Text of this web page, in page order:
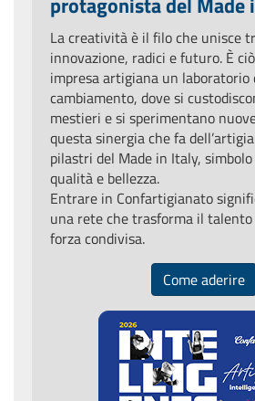
La creatività è il filo che unisce
innovazione, radici e futuro. È
impresa artigiana un
cambiamento, dove si
mestieri e si sperimentano
questa sinergia che fa
pilastri del Made in Italy,
qualità e bellezza.
Entrare in Confartigianato
una rete che trasforma il
forza condivisa.
Come aderire